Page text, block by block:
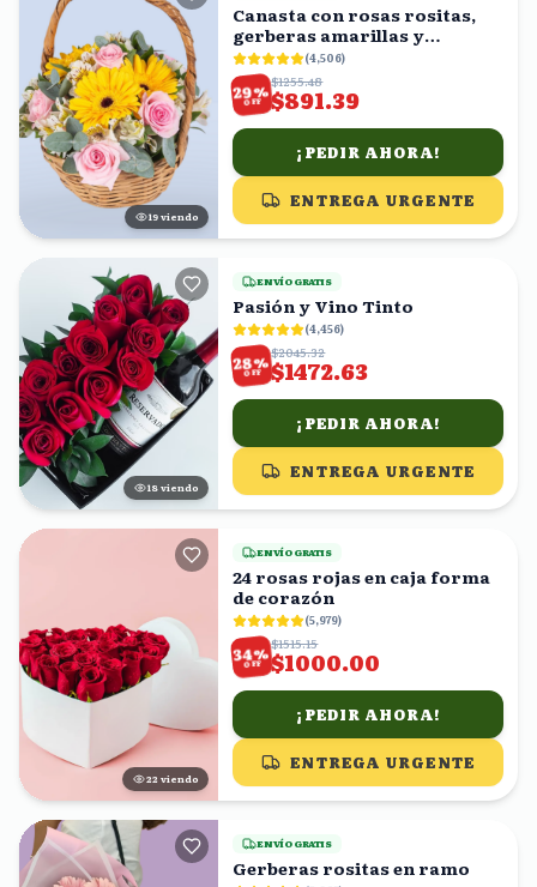
19 viendo
Canasta con rosas rositas,
gerberas amarillas y
astromelias blancas
(4,506)
29%
OFF
$1255.48
$891.39
¡PEDIR AHORA!
ENTREGA URGENTE
19 viendo
ENVÍO GRATIS
Pasión y Vino Tinto
(4,456)
28%
OFF
$2045.32
$1472.63
¡PEDIR AHORA!
ENTREGA URGENTE
22 viendo
ENVÍO GRATIS
24 rosas rojas en caja forma
de corazón
(5,979)
34%
OFF
$1515.15
$1000.00
¡PEDIR AHORA!
ENTREGA URGENTE
ENVÍO GRATIS
Gerberas rositas en ramo